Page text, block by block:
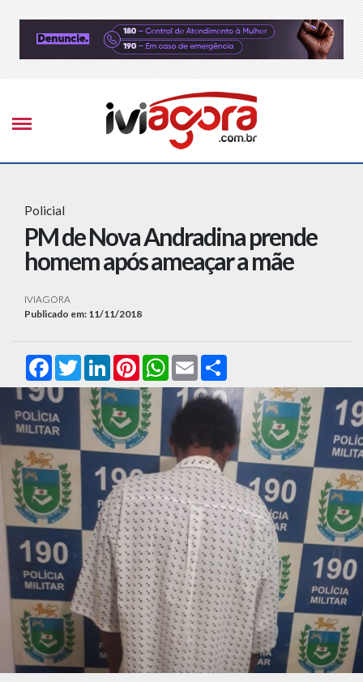
Policial
PM de Nova Andradina prende
homem após ameaçar a mãe
IVIAGORA
Publicado em: 11/11/2018
FacebookTwitterLinkedInPinterestWhatsApp
Email